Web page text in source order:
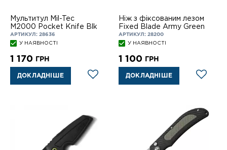
Мультитул Mil-Tec
M2000 Pocket Knife Blk
АРТИКУЛ: 28636
У НАЯВНОСТІ
1 170 ГРН
ДОКЛАДНІШЕ
Ніж з фіксованим лезом
Fixed Blade Army Green
АРТИКУЛ: 28200
У НАЯВНОСТІ
1 100 ГРН
ДОКЛАДНІШЕ